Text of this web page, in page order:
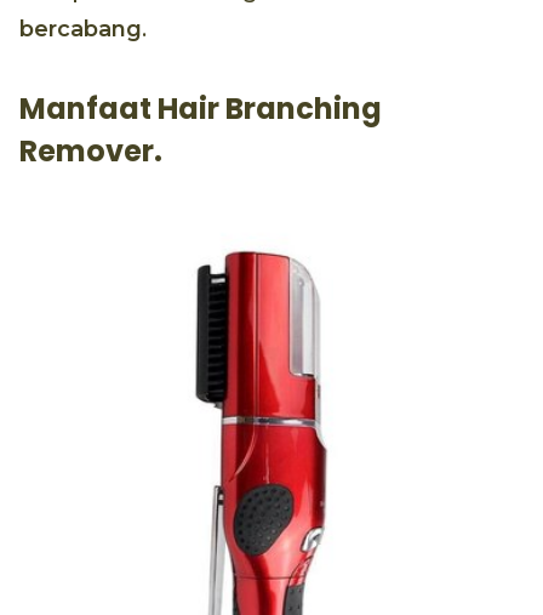
bercabang.
Manfaat Hair Branching
Remover.